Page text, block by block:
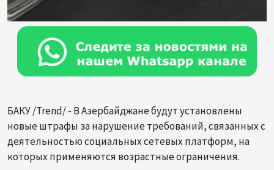
БАКУ /Trend/ - В Азербайджане будут установлены
новые штрафы за нарушение требований, связанных с
деятельностью социальных сетевых платформ, на
которых применяются возрастные ограничения.